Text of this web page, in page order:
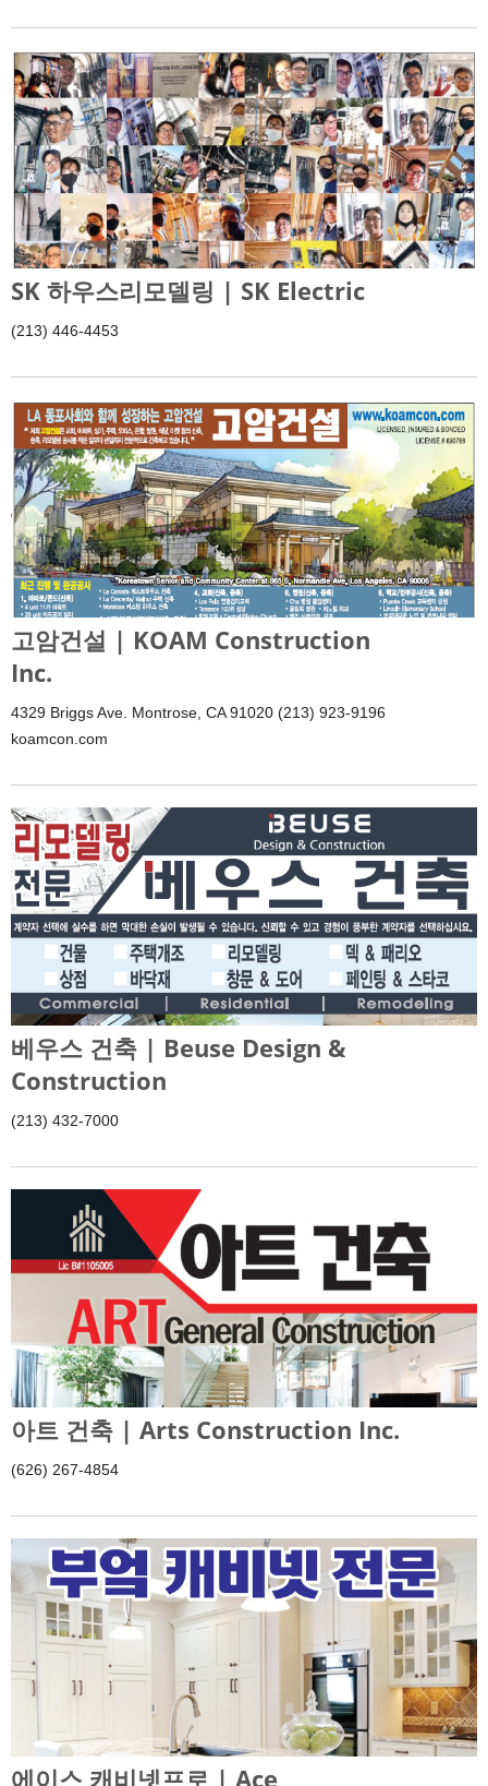
SK 하우스리모델링 | SK Electric
(213) 446-4453
고암건설 | KOAM Construction
Inc.
4329 Briggs Ave. Montrose, CA 91020 (213) 923-9196
koamcon.com
베우스 건축 | Beuse Design &
Construction
(213) 432-7000
아트 건축 | Arts Construction Inc.
(626) 267-4854
에이스 캐비넷프로 | Ace